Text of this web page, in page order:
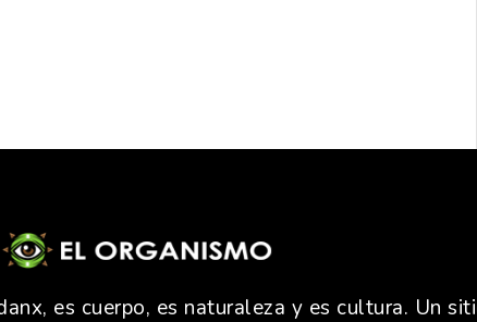
es cuerpo, es naturaleza y es cultura. Un